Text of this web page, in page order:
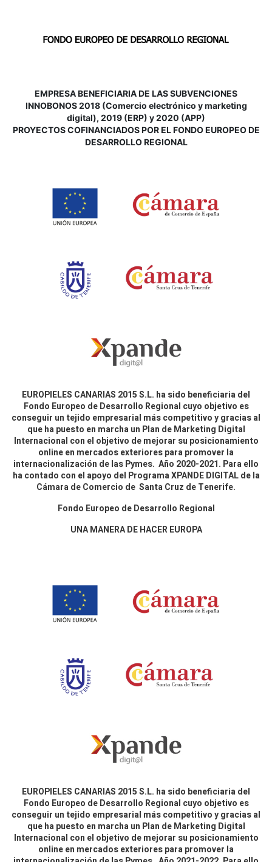
EMPRESA BENEFICIARIA DE LAS SUBVENCIONES
INNOBONOS 2018 (Comercio electrónico y marketing
digital), 2019 (ERP) y 2020 (APP)
PROYECTOS COFINANCIADOS POR EL FONDO EUROPEO DE
DESARROLLO REGIONAL
EUROPIELES CANARIAS 2015 S.L. ha sido beneficiaria del
Fondo Europeo de Desarrollo Regional cuyo objetivo es
conseguir un tejido empresarial más competitivo y gracias al
que ha puesto en marcha un Plan de Marketing Digital
Internacional con el objetivo de mejorar su posicionamiento
online en mercados exteriores para promover la
internacionalización de las Pymes. Año 2020-2021. Para ello
ha contado con el apoyo del Programa XPANDE DIGITAL de la
Cámara de Comercio de Santa Cruz de Tenerife.
Fondo Europeo de Desarrollo Regional
UNA MANERA DE HACER EUROPA
EUROPIELES CANARIAS 2015 S.L. ha sido beneficiaria del
Fondo Europeo de Desarrollo Regional cuyo objetivo es
conseguir un tejido empresarial más competitivo y gracias al
que ha puesto en marcha un Plan de Marketing Digital
Internacional con el objetivo de mejorar su posicionamiento
online en mercados exteriores para promover la